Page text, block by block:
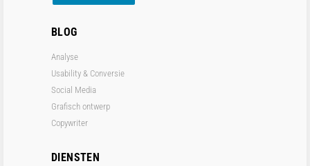
BLOG
Analyse
Usability & Conversie
Social Media
Grafisch ontwerp
Copywriter
DIENSTEN